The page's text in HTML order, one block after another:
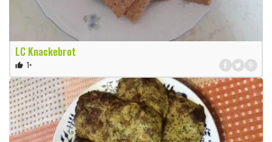
LC Knackebrot
thumb_up 1×